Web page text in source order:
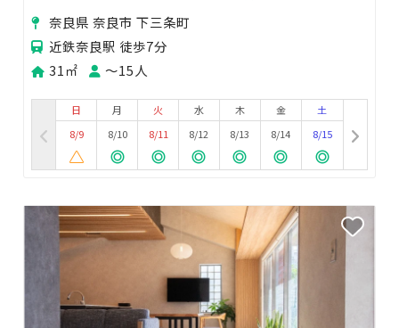
駅から徒歩4分✨
奈良県 奈良市 下三条町
近鉄奈良駅 徒歩7分
31㎡
〜15人
日
8/9
月
8/10
火
8/11
水
8/12
木
8/13
金
8/14
土
8/15